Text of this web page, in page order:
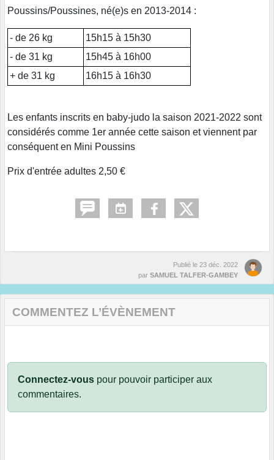
Poussins/Poussines, né(e)s en 2013-2014 :
- de 26 kg
15h15 à 15h30
- de 31 kg
15h45 à 16h00
+ de 31 kg
16h15 à 16h30
Les enfants inscrits en baby-judo la saison 2021-2022 sont
considérés comme 1er année cette saison et viennent par
conséquent en Mini Poussins
Prix d'entrée adultes 2,50 €
Publié le 23 déc. 2022
par SAMUEL TALFER-GAMBEY
COMMENTEZ L’ÉVÈNEMENT
Connectez-vous pour pouvoir participer aux
commentaires.